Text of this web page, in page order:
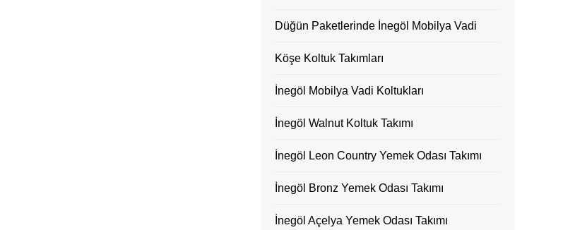
Düğün Paketlerinde İnegöl Mobilya Vadi
Köşe Koltuk Takımları
İnegöl Mobilya Vadi Koltukları
İnegöl Walnut Koltuk Takımı
İnegöl Leon Country Yemek Odası Takımı
İnegöl Bronz Yemek Odası Takımı
İnegöl Açelya Yemek Odası Takımı